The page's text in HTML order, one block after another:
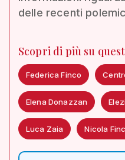
delle recenti
Scopri di più su
Federica Finco
Elena Donazzan
Luca Zaia Nicola